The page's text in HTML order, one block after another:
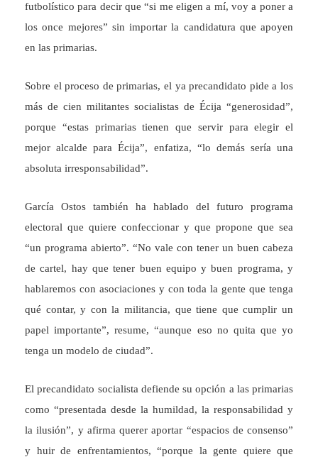
futbolístico para decir que “si me eligen a mí, voy a poner a
los once mejores” sin importar la candidatura que apoyen
en las primarias.
Sobre el proceso de primarias, el ya precandidato pide a los
más de cien militantes socialistas de Écija “generosidad”,
porque “estas primarias tienen que servir para elegir el
mejor alcalde para Écija”, enfatiza, “lo demás sería una
absoluta irresponsabilidad”.
García Ostos también ha hablado del futuro programa
electoral que quiere confeccionar y que propone que sea
“un programa abierto”. “No vale con tener un buen cabeza
de cartel, hay que tener buen equipo y buen programa, y
hablaremos con asociaciones y con toda la gente que tenga
qué contar, y con la militancia, que tiene que cumplir un
papel importante”, resume, “aunque eso no quita que yo
tenga un modelo de ciudad”.
El precandidato socialista defiende su opción a las primarias
como “presentada desde la humildad, la responsabilidad y
la ilusión”, y afirma querer aportar “espacios de consenso”
y huir de enfrentamientos, “porque la gente quiere que